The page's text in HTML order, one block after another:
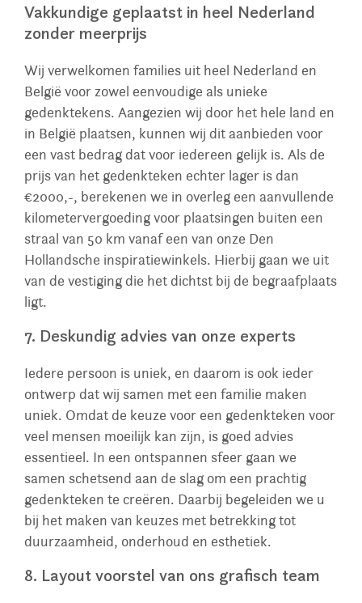
Vakkundige geplaatst in heel Nederland
zonder meerprijs
Wij verwelkomen families uit heel Nederland en
België voor zowel eenvoudige als unieke
gedenktekens. Aangezien wij door het hele land en
in België plaatsen, kunnen wij dit aanbieden voor
een vast bedrag dat voor iedereen gelijk is. Als de
prijs van het gedenkteken echter lager is dan
€2000,-, berekenen we in overleg een aanvullende
kilometervergoeding voor plaatsingen buiten een
straal van 50 km vanaf een van onze Den
Hollandsche inspiratiewinkels. Hierbij gaan we uit
van de vestiging die het dichtst bij de begraafplaats
ligt.
7. Deskundig advies van onze experts
Iedere persoon is uniek, en daarom is ook ieder
ontwerp dat wij samen met een familie maken
uniek. Omdat de keuze voor een gedenkteken voor
veel mensen moeilijk kan zijn, is goed advies
essentieel. In een ontspannen sfeer gaan we
samen schetsend aan de slag om een prachtig
gedenkteken te creëren. Daarbij begeleiden we u
bij het maken van keuzes met betrekking tot
duurzaamheid, onderhoud en esthetiek.
8. Layout voorstel van ons grafisch team